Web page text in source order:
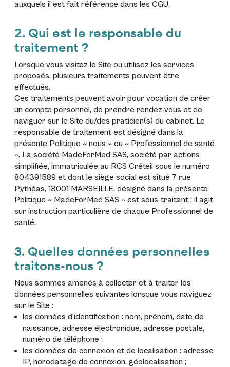
auxquels il est fait référence dans les CGU.
2. Qui est le responsable du
traitement ?
Lorsque vous visitez le Site ou utilisez les services
proposés, plusieurs traitements peuvent être
effectués.
Ces traitements peuvent avoir pour vocation de créer
un compte personnel, de prendre rendez-vous et de
naviguer sur le Site du/des praticien(s) du cabinet. Le
responsable de traitement est désigné dans la
présente Politique « nous » ou « Professionnel de santé
». La société MadeForMed SAS, société par actions
simplifiée, immatriculée au RCS Créteil sous le numéro
804391589 et dont le siège social est situé 7 rue
Pythéas, 13001 MARSEILLE, désigné dans la présente
Politique « MadeForMed SAS » est sous-traitant : il agit
sur instruction particulière de chaque Professionnel de
santé.
3. Quelles données personnelles
traitons-nous ?
Nous sommes amenés à collecter et à traiter les
données personnelles suivantes lorsque vous naviguez
sur le Site :
les données d’identification : nom, prénom, date de
naissance, adresse électronique, adresse postale,
numéro de téléphone ;
les données de connexion et de localisation : adresse
IP, horodatage de connexion, géolocalisation ;